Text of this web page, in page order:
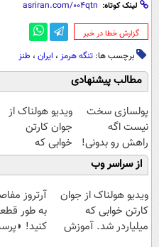
لینک کوتاه:
‌گزارش خطا در خبر
برچسب ها: تنگه هرمز ، ایران ، طنز
مطالب پیشنهادی
پولسازی سخت
نیست اگه
راهش رو بدونی!
" دوره رایگان "
ویدیو هولناک از
جوان کارتن
خوابی که
میلیاردر شد.
آموزش رایگان
از سراسر وب
ویدیو هولناک از جوان
کارتن خوابی که
میلیاردر شد. آموزش
آرتروز
به طور
کنید!